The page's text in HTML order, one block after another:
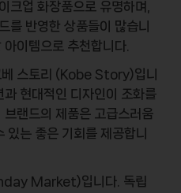
크업 화장품으로 유명하며,
를 반영한 상품들이 많습니
이템으로 추천합니다.
스토리 (Kobe Story)입니
현대적인 디자인이 조화를
랜드의 제품은 고급스러움
있는 좋은 기회를 제공합니
Market)입니다. 독립